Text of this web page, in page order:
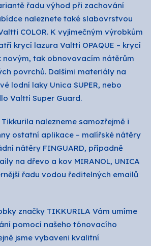
řadu výhod při zachování
naleznete také slabovrstvou
COLOR. K vyjímečným výrobkům
krycí lazura Valtti OPAQUE – krycí
novým, tak obnovovacím nátěrům
povrchů. Dalšími materiály na
lodní laky Unica SUPER, nebo
Valtti Super Guard.
nalezneme samozřejmě i
ostatní aplikace – malířské nátěry
nátěry FINGUARD, případně
na dřevo a kov MIRANOL, UNICA
řadu vodou ředitelných emailů
značky TIKKURILA Vám umíme
pomocí našeho tónovacího
jsme vybaveni kvalitní